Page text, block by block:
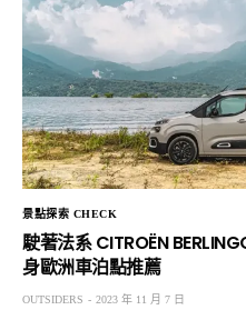
景點探索 CHECK
駛著法系 CITROËN
身歐洲車泊點推薦
OUTSIDERS 2023 年 11 月 7 日